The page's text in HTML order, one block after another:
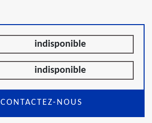
indisponible
indisponible
CONTACTEZ-NOUS